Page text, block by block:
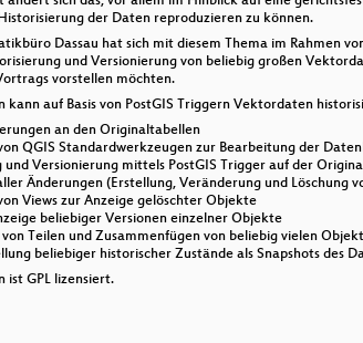
der Daten reproduzieren zu können.
Dassau hat sich mit diesem Thema im Rahmen
und Versionierung von beliebig großen
vorstellen möchten.
kann auf Basis von PostGIS Triggern Vektordaten
an den Originaltabellen
QGIS Standardwerkzeugen zur Bearbeitung der
Versionierung mittels PostGIS Trigger auf der
Änderungen (Erstellung, Veränderung und
Views zur Anzeige gelöschter Objekte
beliebiger Versionen einzelner Objekte
Teilen und Zusammenfügen von beliebig vielen
beliebiger historischer Zustände als Snapshots des
ist GPL lizensiert.